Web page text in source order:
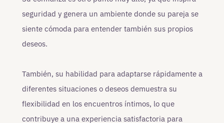
seguridad y genera un ambiente donde su pareja se
siente cómoda para entender también sus propios
deseos.
También, su habilidad para adaptarse rápidamente a
diferentes situaciones o deseos demuestra su
flexibilidad en los encuentros íntimos, lo que
contribuye a una experiencia satisfactoria para